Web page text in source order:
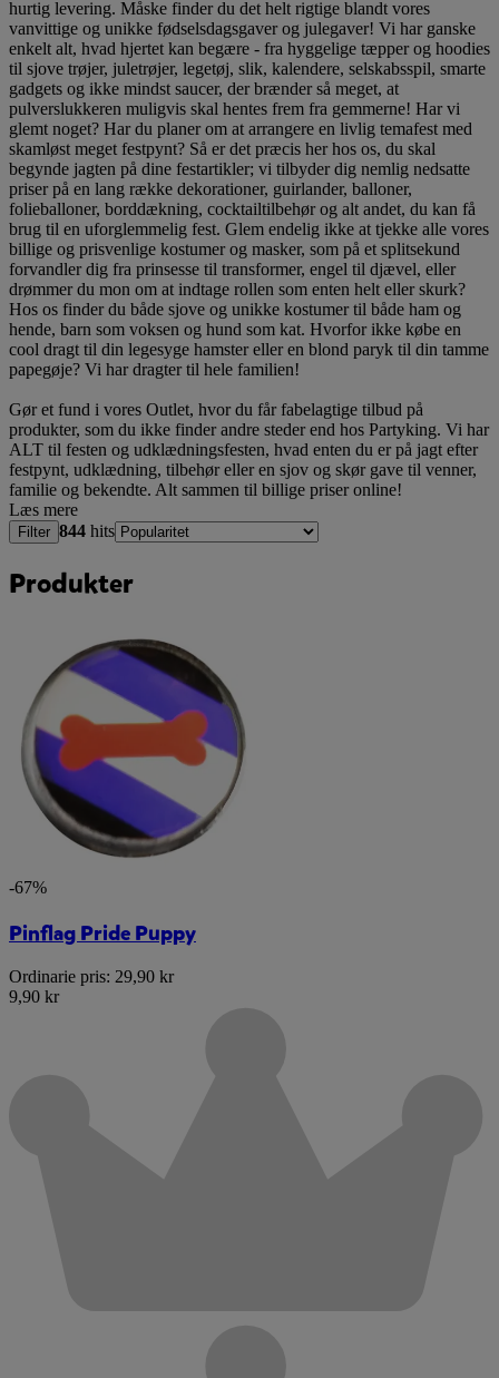
hurtig levering. Måske finder du det helt rigtige blandt vores
vanvittige og unikke fødselsdagsgaver og julegaver! Vi har ganske
enkelt alt, hvad hjertet kan begære - fra hyggelige tæpper og hoodies
til sjove trøjer, juletrøjer, legetøj, slik, kalendere, selskabsspil, smarte
gadgets og ikke mindst saucer, der brænder så meget, at
pulverslukkeren muligvis skal hentes frem fra gemmerne! Har vi
glemt noget? Har du planer om at arrangere en livlig temafest med
skamløst meget festpynt? Så er det præcis her hos os, du skal
begynde jagten på dine festartikler; vi tilbyder dig nemlig nedsatte
priser på en lang række dekorationer, guirlander, balloner,
folieballoner, borddækning, cocktailtilbehør og alt andet, du kan få
brug til en uforglemmelig fest. Glem endelig ikke at tjekke alle vores
billige og prisvenlige kostumer og masker, som på et splitsekund
forvandler dig fra prinsesse til transformer, engel til djævel, eller
drømmer du mon om at indtage rollen som enten helt eller skurk?
Hos os finder du både sjove og unikke kostumer til både ham og
hende, barn som voksen og hund som kat. Hvorfor ikke købe en
cool dragt til din legesyge hamster eller en blond paryk til din tamme
papegøje? Vi har dragter til hele familien!
Gør et fund i vores Outlet, hvor du får fabelagtige tilbud på
produkter, som du ikke finder andre steder end hos Partyking. Vi har
ALT til festen og udklædningsfesten, hvad enten du er på jagt efter
festpynt, udklædning, tilbehør eller en sjov og skør gave til venner,
familie og bekendte. Alt sammen til billige priser online!
Læs mere
Filter 844 hits
Produkter
-67%
Pinflag Pride Puppy
Ordinarie pris: 29,90 kr
9,90 kr